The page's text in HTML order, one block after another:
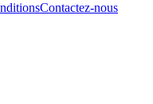
Contactez-nous